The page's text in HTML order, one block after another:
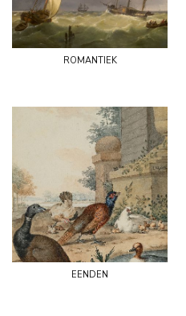
romantiek
eenden